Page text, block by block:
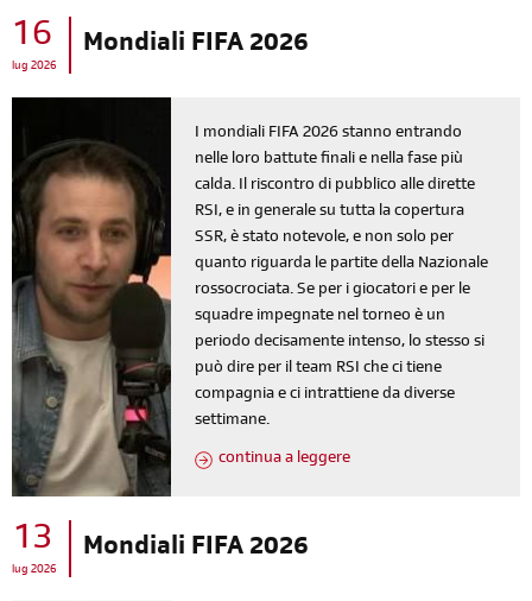
16
lug 2026
Mondiali FIFA 2026
I mondiali FIFA 2026 stanno entrando
nelle loro battute finali e nella fase più
calda. Il riscontro di pubblico alle dirette
RSI, e in generale su tutta la copertura
SSR, è stato notevole, e non solo per
quanto riguarda le partite della Nazionale
rossocrociata. Se per i giocatori e per le
squadre impegnate nel torneo è un
periodo decisamente intenso, lo stesso si
può dire per il team RSI che ci tiene
compagnia e ci intrattiene da diverse
settimane.
continua a leggere
13
lug 2026
Mondiali FIFA 2026